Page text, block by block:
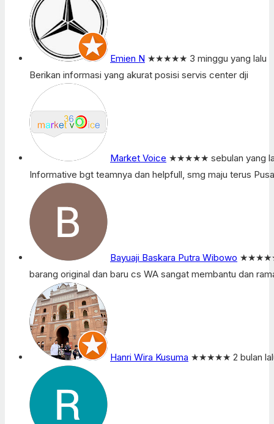
Emien N ★★★★★ 3 minggu yang lalu
Berikan informasi yang akurat posisi servis center dji
Market Voice ★★★★★ sebulan yang
Informative bgt teamnya dan helpfull, smg maju terus
Bayuaji Baskara Putra Wibowo
barang original dan baru cs WA sangat membantu dan
Hanri Wira Kusuma ★★★★★ 2 bulan